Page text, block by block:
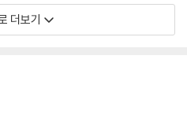
국」중에서
진 않았다. 시간이 멈춰 버린 시계에
간만이 유일하게 살아 있는 것처럼
더보기